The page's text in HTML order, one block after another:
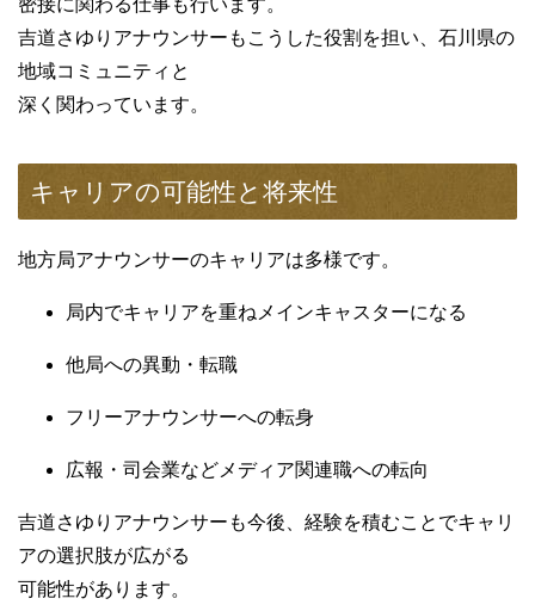
密接に関わる仕事も行います。
吉道さゆりアナウンサーもこうした役割を担い、石川県の
地域コミュニティと
深く関わっています。
キャリアの可能性と将来性
地方局アナウンサーのキャリアは多様です。
局内でキャリアを重ねメインキャスターになる
他局への異動・転職
フリーアナウンサーへの転身
広報・司会業などメディア関連職への転向
吉道さゆりアナウンサーも今後、経験を積むことでキャリ
アの選択肢が広がる
可能性があります。